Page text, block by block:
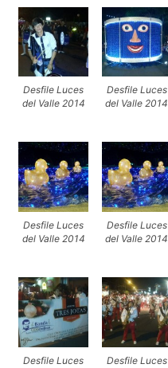
Desfile Luces
del Valle 2014
Desfile Luces
del Valle 2014
Desfile Luces
del Valle 2014
Desfile Luces
del Valle 2014
Desfile Luces
Desfile Luces